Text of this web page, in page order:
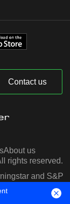
Contact us
About us
rights reserved.
and S&P